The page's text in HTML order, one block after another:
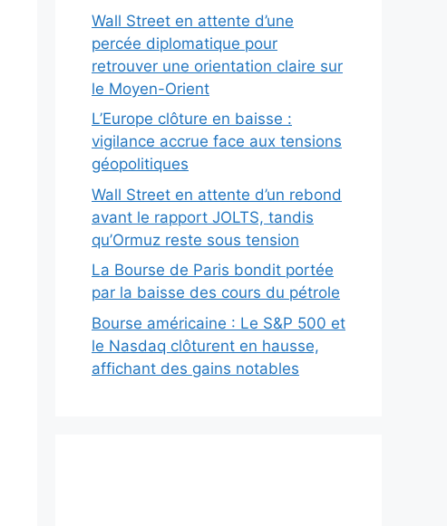
Wall Street en attente d’une
percée diplomatique pour
retrouver une orientation claire sur
le Moyen-Orient
L’Europe clôture en baisse :
vigilance accrue face aux tensions
géopolitiques
Wall Street en attente d’un rebond
avant le rapport JOLTS, tandis
qu’Ormuz reste sous tension
La Bourse de Paris bondit portée
par la baisse des cours du pétrole
Bourse américaine : Le S&P 500 et
le Nasdaq clôturent en hausse,
affichant des gains notables